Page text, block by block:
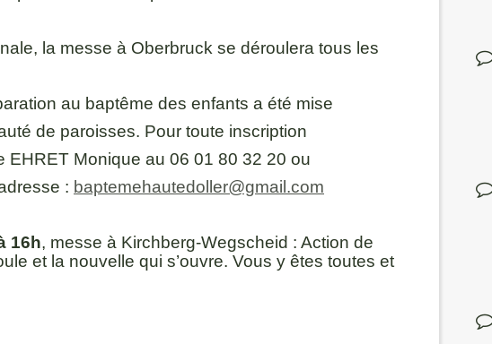
la messe à Oberbruck se déroulera tous les
au baptême des enfants a été mise
de paroisses. Pour toute inscription
EHRET Monique au 06 01 80 32 20 ou
: baptemehautedoller@gmail.com
16h, messe à Kirchberg-Wegscheid : Action de
et la nouvelle qui s’ouvre. Vous y êtes toutes et